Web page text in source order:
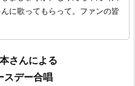
に歌ってもらって。ファンの皆
さんによる
スデー合唱